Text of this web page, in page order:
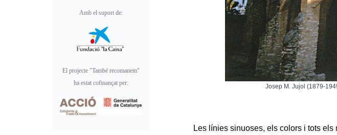
Josep M. Jujol (1879-
Les línies sinuoses, els colors i tots
Amb el suport de:
El projecte "També recomanem"
ha estat cofinançat per: